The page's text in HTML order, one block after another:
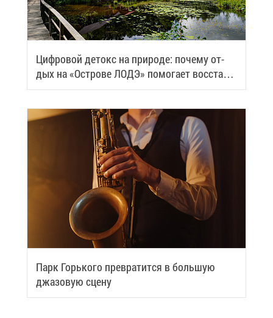
Циф­ро­вой де­токс на при­ро­де: по­че­му от­
дых на «Ост­ро­ве ЛОДЭ» по­мо­га­ет вос­ста­но­
вить си­лы
Парк Горь­ко­го пре­вра­тит­ся в боль­шую
джа­зо­вую сце­ну